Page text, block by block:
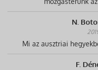
N.
Mi az ausztriai
F.